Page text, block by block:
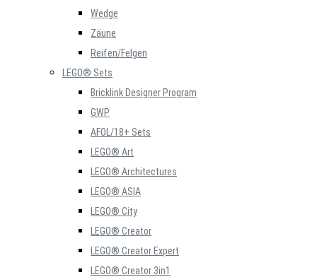
Wedge
Zäune
Reifen/Felgen
LEGO® Sets
Bricklink Designer Program
GWP
AFOL/18+ Sets
LEGO® Art
LEGO® Architectures
LEGO® ASIA
LEGO® City
LEGO® Creator
LEGO® Creator Expert
LEGO® Creator 3in1